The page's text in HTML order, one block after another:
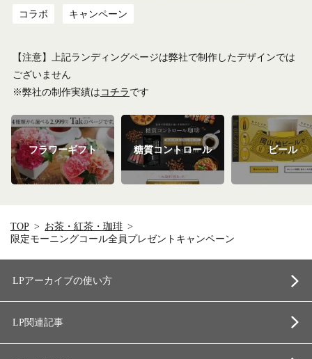
コラボ キャンペーン
【注意】上記ランディングページは弊社で制作したデザインでは
ございません
※弊社の制作実績はコチラです
フラワーギフト 糖質コントロール ビール
TOP
お茶・紅茶・珈琲
限定モーニングコール全員プレゼントキャンペーン
LPアーカイブの使い方
LP関連記事